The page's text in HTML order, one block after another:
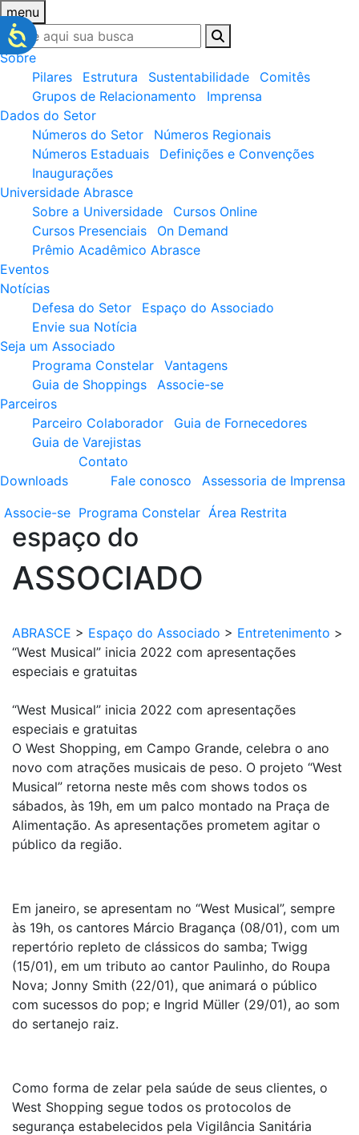
menu
Sobre
Pilares
Estrutura Sustentabilidade
Comitês
Grupos de Relacionamento
Imprensa
Dados do Setor
Números do Setor
Números Regionais
Números Estaduais
Definições e Convenções
Inaugurações
Universidade Abrasce
Sobre a Universidade
Cursos Online
Cursos Presenciais
On Demand
Prêmio Acadêmico Abrasce
Eventos
Notícias
Defesa do Setor
Espaço do Associado
Envie sua Notícia
Seja um Associado
Programa Constelar
Vantagens
Guia de Shoppings
Associe-se
Parceiros
Parceiro Colaborador
Guia de Fornecedores
Guia de Varejistas
Downloads
Contato
Fale conosco
Assessoria de Imprensa
Associe-se Programa Constelar Área Restrita
espaço do
ASSOCIADO
ABRASCE > Espaço do Associado > Entretenimento >
“West Musical” inicia 2022 com apresentações
especiais e gratuitas
“West Musical” inicia 2022 com apresentações
especiais e gratuitas
O West Shopping, em Campo Grande, celebra o ano
novo com atrações musicais de peso. O projeto “West
Musical” retorna neste mês com shows todos os
sábados, às 19h, em um palco montado na Praça de
Alimentação. As apresentações prometem agitar o
público da região.
Em janeiro, se apresentam no “West Musical”, sempre
às 19h, os cantores Márcio Bragança (08/01), com um
repertório repleto de clássicos do samba; Twigg
(15/01), em um tributo ao cantor Paulinho, do Roupa
Nova; Jonny Smith (22/01), que animará o público
com sucessos do pop; e Ingrid Müller (29/01), ao som
do sertanejo raiz.
Como forma de zelar pela saúde de seus clientes, o
West Shopping segue todos os protocolos de
segurança estabelecidos pela Vigilância Sanitária